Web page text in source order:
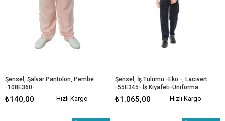
Şensel, Şalvar Pantolon, Pembe
-108E360-
₺140,00 Hızlı Kargo
Şensel, İş Tulumu -Eko.-, Lacivert
-55E345- İş Kıyafeti-Üniforma
₺1.065,00 Hızlı Kargo